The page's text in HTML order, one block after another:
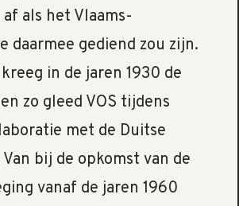
als het Vlaams-
daarmee gediend zou zijn.
in de jaren 1930 de
zo gleed VOS tijdens
met de Duitse
bij de opkomst van de
vanaf de jaren 1960